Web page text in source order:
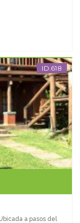
ID.618
a pasos del